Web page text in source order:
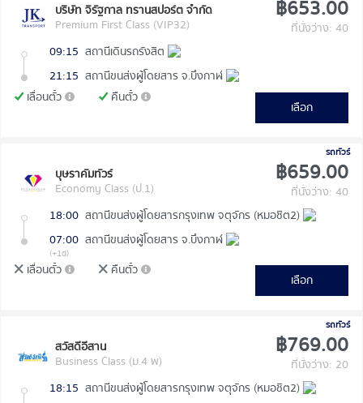
บริษัท จิรัฐกาล ทรานสปอร์ต จำกัด
Premium First Class (VIP32)
฿653.00
ที่นั่งว่าง: 40
09:15 สถานีเดินรถรังสิต
21:15 สถานีขนส่งผู้โดยสาร จ.บึงกาฬ
เลื่อนตั๋ว
คืนตั๋ว
เลือก
รถทัวร์
บุษราคัมทัวร์
Economy Class (ป.1)
฿659.00
ที่นั่งว่าง: 40
18:00 สถานีขนส่งผู้โดยสารกรุงเทพ จตุจักร (หมอชิต2)
07:00 สถานีขนส่งผู้โดยสาร จ.บึงกาฬ
(+1d)
เลื่อนตั๋ว คืนตั๋ว
เลือก
รถทัวร์
สวัสดีอีสาน
Business Class (ม.4 พ)
฿769.00
ที่นั่งว่าง: 20
18:15 สถานีขนส่งผู้โดยสารกรุงเทพ จตุจักร (หมอชิต2)